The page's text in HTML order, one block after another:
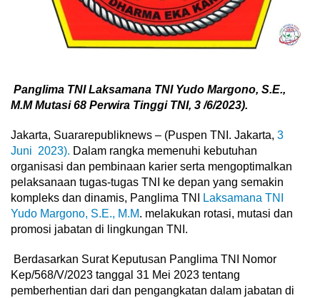
Panglima TNI Laksamana TNI Yudo Margono, S.E.,
M.M Mutasi 68 Perwira Tinggi TNI, 3 /6/2023).
Jakarta, Suararepubliknews – (Puspen TNI. Jakarta, 3
Juni 2023). Dalam rangka memenuhi kebutuhan
organisasi dan pembinaan karier serta mengoptimalkan
pelaksanaan tugas-tugas TNI ke depan yang semakin
kompleks dan dinamis, Panglima TNI
Laksamana TNI
Yudo Margono, S.E., M.M. melakukan rotasi, mutasi dan
promosi jabatan di lingkungan TNI.
Berdasarkan Surat Keputusan Panglima TNI Nomor
Kep/568/V/2023 tanggal 31 Mei 2023 tentang
pemberhentian dari dan pengangkatan dalam jabatan di